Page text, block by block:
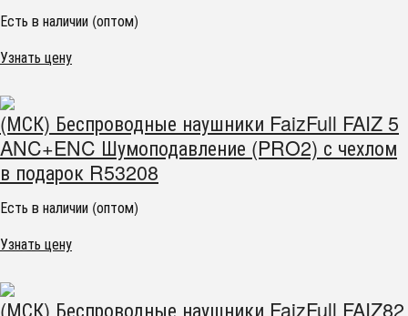
Есть в наличии (оптом)
Узнать цену
(МСК) Беспроводные наушники FaizFull FAIZ 5
ANC+ENC Шумоподавление (PRO2) с чехлом
в подарок R53208
Есть в наличии (оптом)
Узнать цену
(МСК) Беспроводные наушники FaizFull FAIZ82